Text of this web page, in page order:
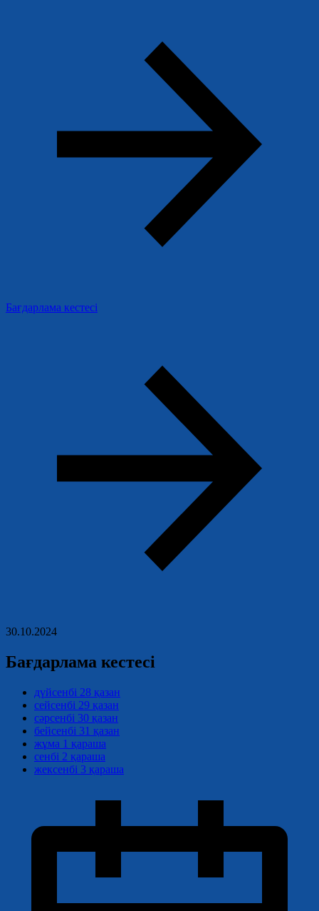
Бағдарлама кестесі
30.10.2024
Бағдарлама кестесі
дүйсенбі 28 қазан
сейсенбі 29 қазан
сәрсенбі 30 қазан
бейсенбі 31 қазан
жұма 1 қараша
сенбі 2 қараша
жексенбі 3 қараша